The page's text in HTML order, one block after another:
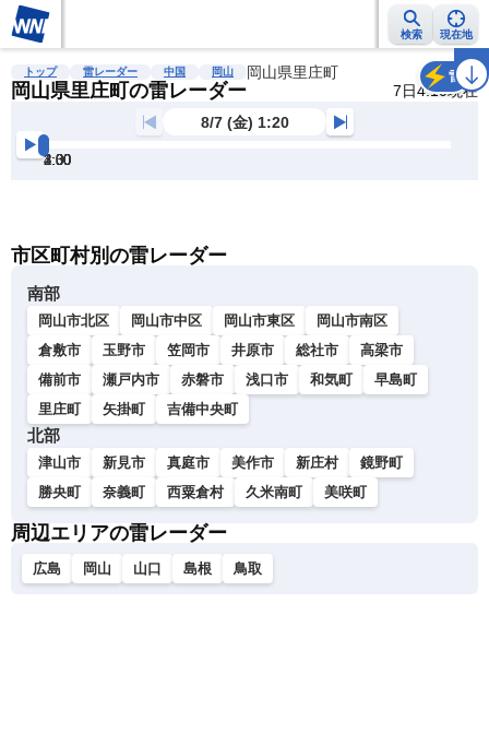
検索 現在地
雨雲レーダー 台風情報 地震情報 警報・注意報 2週間天気 ラ
トップ 雷レーダー 中国 岡山 岡山県里庄町
岡山県里庄町の雷レーダー 7日4:10現在
雷
8/7 (金) 1:20
1:30
2:00
2:30
3:00
3:30
4:00
市区町村別の雷レーダー
南部
岡山市北区 岡山市中区 岡山市東区
岡山市南区
倉敷市
玉野市 笠岡市 井原市 総社市
高梁市
備前市
瀬戸内市 赤磐市 浅口市 和気町
早島町
里庄町
矢掛町 吉備中央町
北部
津山市 新見市 真庭市 美作市 新庄村
鏡野町
勝央町
奈義町 西粟倉村 久米南町 美咲町
周辺エリアの雷レーダー
広島 岡山 山口 島根 鳥取